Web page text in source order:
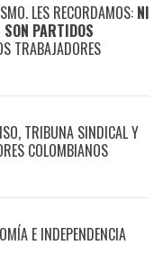
LES RECORDAMOS: NI
PARTIDOS
TRABAJADORES
TRIBUNA SINDICAL Y
COLOMBIANOS
E INDEPENDENCIA